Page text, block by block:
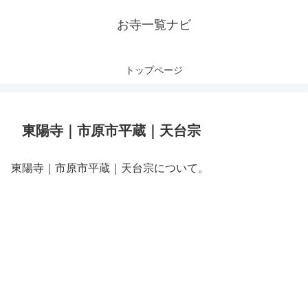
お寺一覧ナビ
トップページ
東陽寺｜市原市平蔵｜天台宗
東陽寺｜市原市平蔵｜天台宗について。